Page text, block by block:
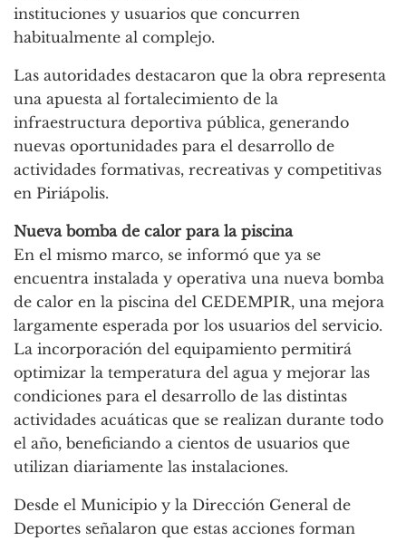
instituciones y usuarios que concurren
habitualmente al complejo.
Las autoridades destacaron que la obra representa
una apuesta al fortalecimiento de la
infraestructura deportiva pública, generando
nuevas oportunidades para el desarrollo de
actividades formativas, recreativas y competitivas
en Piriápolis.
Nueva bomba de calor para la piscina
En el mismo marco, se informó que ya se
encuentra instalada y operativa una nueva bomba
de calor en la piscina del CEDEMPIR, una mejora
largamente esperada por los usuarios del servicio.
La incorporación del equipamiento permitirá
optimizar la temperatura del agua y mejorar las
condiciones para el desarrollo de las distintas
actividades acuáticas que se realizan durante todo
el año, beneficiando a cientos de usuarios que
utilizan diariamente las instalaciones.
Desde el Municipio y la Dirección General de
Deportes señalaron que estas acciones forman